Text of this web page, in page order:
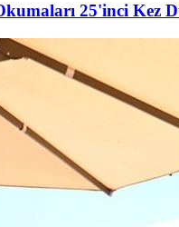
25'inci Kez